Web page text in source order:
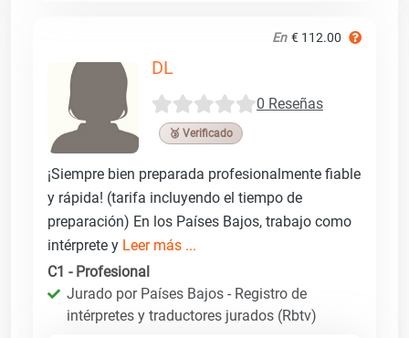
En € 112.00
DL
0 Reseñas
🥉 Verificado
¡Siempre bien preparada profesionalmente fiable
y rápida! (tarifa incluyendo el tiempo de
preparación) En los Países Bajos, trabajo como
intérprete y Leer más ...
C1 - Profesional
Jurado por Países Bajos - Registro de
intérpretes y traductores jurados (Rbtv)